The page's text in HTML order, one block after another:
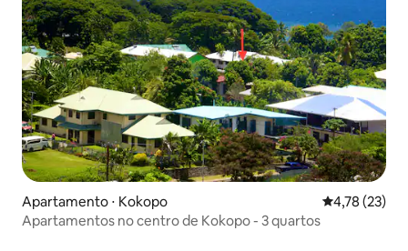
Apartamento ⋅ Kokopo 4,78 de uma
4,78 (23)
Apartamentos no centro de Kokopo - 3 quartos